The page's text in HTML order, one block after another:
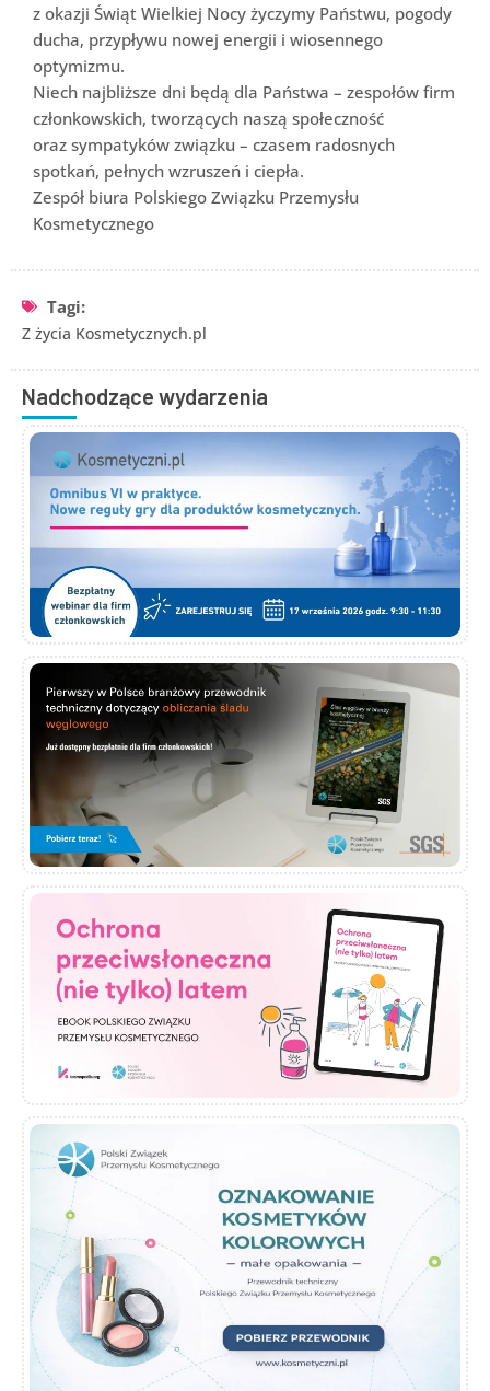
z okazji Świąt Wielkiej Nocy życzymy Państwu, pogody
ducha, przypływu nowej energii i wiosennego
optymizmu.
Niech najbliższe dni będą dla Państwa – zespołów firm
członkowskich, tworzących naszą społeczność
oraz sympatyków związku – czasem radosnych
spotkań, pełnych wzruszeń i ciepła.
Zespół biura Polskiego Związku Przemysłu
Kosmetycznego
Tagi:
Z życia Kosmetycznych.pl
Nadchodzące wydarzenia